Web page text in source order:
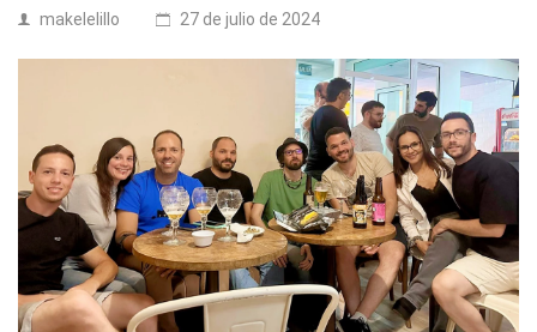
makelelillo 27 de julio de 2024